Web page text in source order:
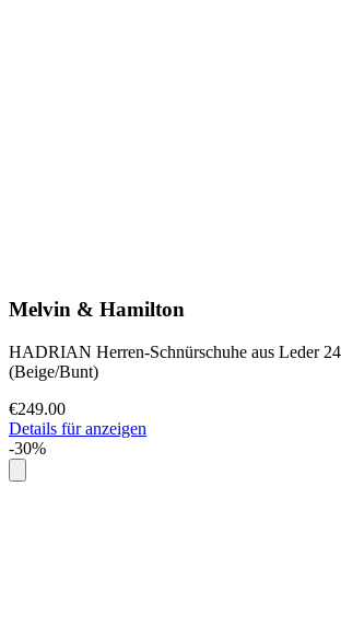
Melvin & Hamilton
HADRIAN Herren-Schnürschuhe aus Leder
(Beige/Bunt)
€249.00
Details für anzeigen
-30%